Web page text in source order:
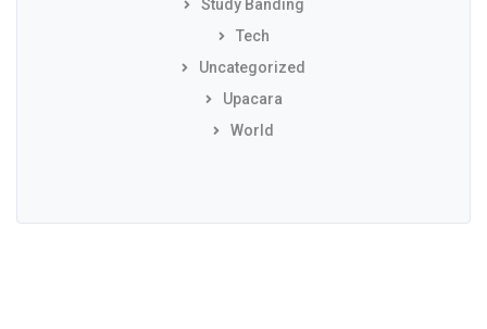
Study Banding
Tech
Uncategorized
Upacara
World